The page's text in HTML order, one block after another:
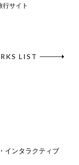
行サイト
LIST
インタラクティブ